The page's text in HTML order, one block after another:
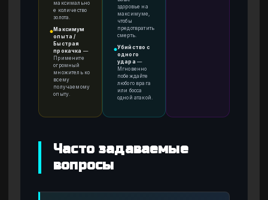
максимально
е количество
золота.
● Максимум
опыта /
Быстрая
прокачка —
Примените
огромный
множитель ко
всему
получаемому
опыту.
здоровье на
максимуме,
чтобы
предотвратить
смерть.
●Убийство с
одного
удара —
Мгновенно
побеждайте
любого врага
или босса
одной атакой.
Часто задаваемые
вопросы